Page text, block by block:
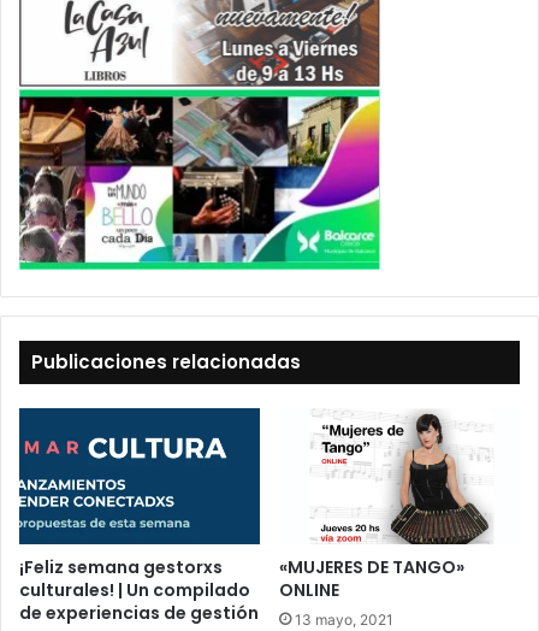
Publicaciones relacionadas
¡Feliz semana gestorxs
culturales! | Un compilado
de experiencias de gestión
«MUJERES DE TANGO»
ONLINE
13 mayo, 2021